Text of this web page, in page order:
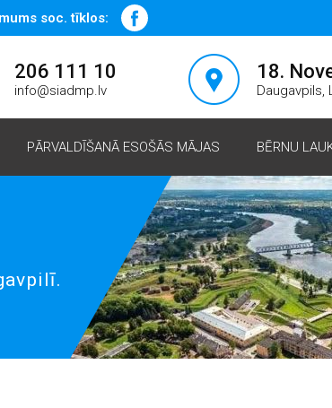
soc. tīklos:
206 111 10
info@siadmp.lv
18.
Daugavpils,
PĀRVALDĪŠANĀ ESOŠĀS MĀJAS BĒRNU